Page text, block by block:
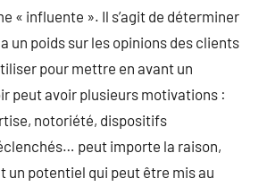
« influente ». Il s’agit de déterminer
un poids sur les opinions des clients
pour mettre en avant un
peut avoir plusieurs motivations :
notoriété, dispositifs
peut importe la raison,
un potentiel qui peut être mis au